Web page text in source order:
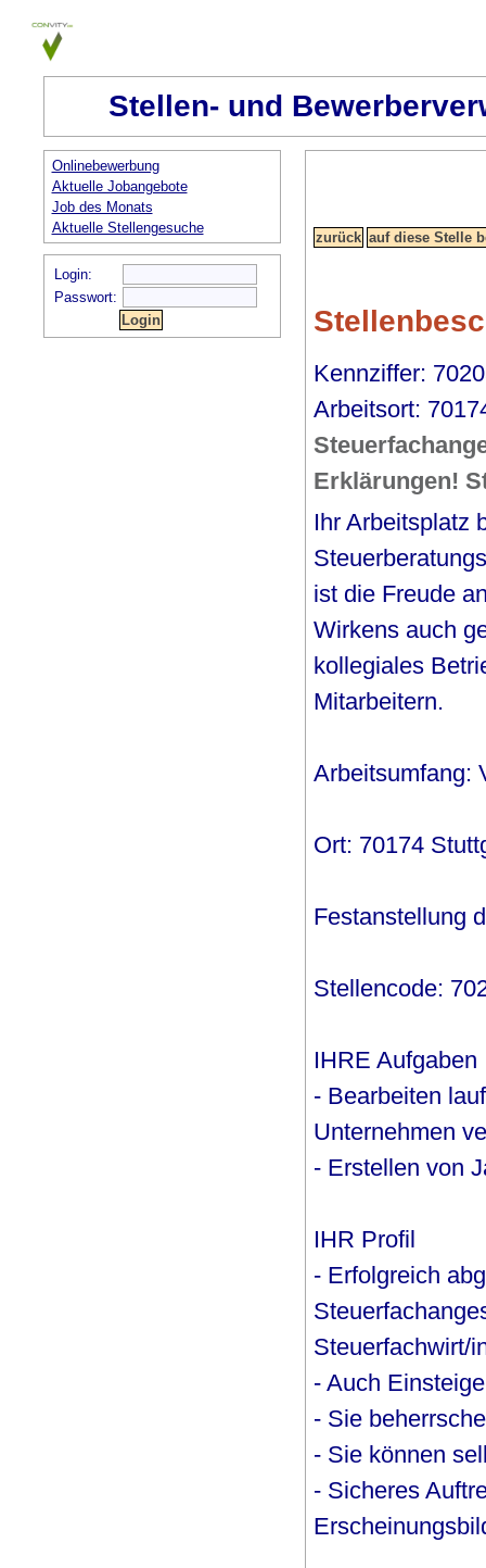
Stellen- und
Onlinebewerbung
Aktuelle Jobangebote
Job des Monats
Aktuelle Stellengesuche
Login:
Passwort:
Kennziffer:
Arbeitsort:
Erklärungen!
Ihr Arbeitsplatz
ist die Freude
Wirkens auch
kollegiales
Mitarbeitern.
Arbeitsumfang:
Ort: 70174
Festanstellung
Stellencode:
IHRE Aufgaben
- Bearbeiten
Unternehmen
- Erstellen von
IHR Profil
- Erfolgreich
Steuerfachwirt/
- Auch
- Sie
- Sie können
- Sicheres